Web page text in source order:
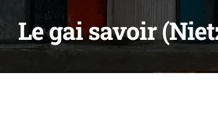
Le gai savoir